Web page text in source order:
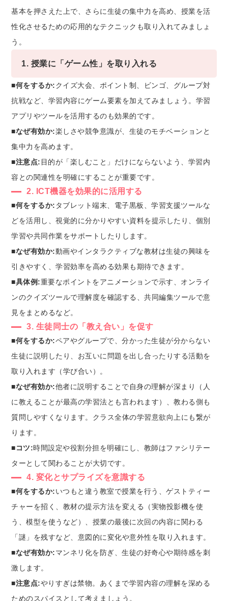
基本を押さえた上で、さらに生徒の集中力を高め、授業を活
性化させるための応用的なテクニックも取り入れてみましょ
う。
1. 授業に「ゲーム性」を取り入れる
■何をするか:クイズ大会、ポイント制、ビンゴ、グループ対
抗戦など、学習内容にゲーム要素を加えてみましょう。学習
アプリやツールを活用するのも効果的です。
■なぜ有効か:楽しさや競争意識が、生徒のモチベーションと
集中力を高めます。
■注意点: 目的が「楽しむこと」だけにならないよう、学習内
容との関連性を明確にすることが重要です。
2. ICT機器を効果的に活用する
■何をするか: タブレット端末、電子黒板、学習支援ツールな
どを活用し、視覚的に分かりやすい資料を提示したり、個別
学習や共同作業をサポートしたりします。
■なぜ有効か:動画やインタラクティブな教材は生徒の興味を
引きやすく、学習効率を高める効果も期待できます。
■具体例:重要なポイントをアニメーションで示す、オンライ
ンのクイズツールで理解度を確認する、共同編集ツールで意
見をまとめるなど。
3. 生徒同士の「教え合い」を促す
■何をするか:ペアやグループで、分かった生徒が分からない
生徒に説明したり、お互いに問題を出し合ったりする活動を
取り入れます（学び合い）。
■なぜ有効か:他者に説明することで自身の理解が深まり（人
に教えることが最高の学習法とも言われます）、教わる側も
質問しやすくなります。クラス全体の学習意欲向上にも繋が
ります。
■コツ:時間設定や役割分担を明確にし、教師はファシリテー
ターとして関わることが大切です。
4. 変化とサプライズを意識する
■何をするか:いつもと違う教室で授業を行う、ゲストティー
チャーを招く、教材の提示方法を変える（実物投影機を使
う、模型を使うなど）、授業の最後に次回の内容に関わる
「謎」を残すなど、意図的に変化や意外性を取り入れます。
■なぜ有効か:マンネリ化を防ぎ、生徒の好奇心や期待感を刺
激します。
■注意点:やりすぎは禁物。あくまで学習内容の理解を深める
ためのスパイスとして考えましょう。